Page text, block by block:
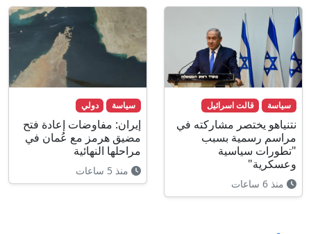
سياسة قالت اسرائيل
نتنياهو يختصر مشاركته في
مراسم رسمية بسبب
"تطورات سياسية
وعسكرية"
منذ 6 ساعات
سياسة دولي
إيران: مفاوضات إعادة فتح
مضيق هرمز مع عُمان في
مراحلها النهائية
منذ 5 ساعات